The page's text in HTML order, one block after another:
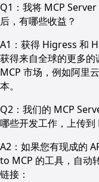
Q1：我将 MCP
后，有哪些收益？
A1：获得 Higress 和
获得来自全球的更多
MCP 市场，例如阿里
本。
Q2：我们的 MCP
哪些开发工作，上传
A2：如果您有现成的
to MCP 的工具，自动
链接：